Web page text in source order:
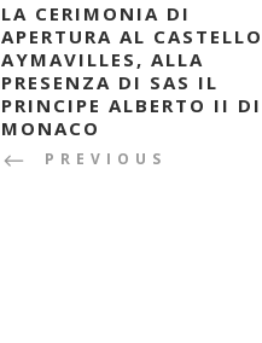
LA CERIMONIA DI
APERTURA AL
AYMAVILLES, ALLA
PRESENZA DI SAS IL
PRINCIPE ALBERTO II DI
MONACO
PREVIOUS